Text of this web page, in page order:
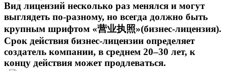
Вид лицензий несколько раз менялся и могут
выглядеть по-разному, но всегда должно быть
крупным шрифтом «营业执照»(бизнес-лицензия).
Срок действия бизнес-лицензии определяет
создатель компании, в среднем 20–30 лет, к
концу действия может продлеваться.